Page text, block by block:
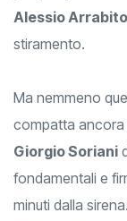
Alessio Arrabito
stiramento.
Ma nemmeno
compatta ancora
Giorgio Soriani
fondamentali e
minuti dalla